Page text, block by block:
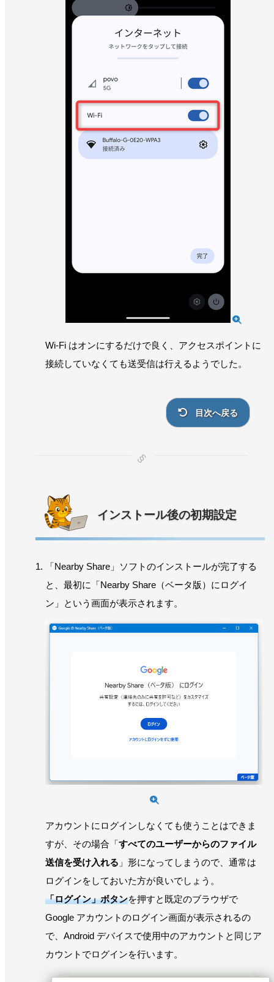
Wi-Fi はオンにするだけで良く、アクセスポイントに
接続していなくても送受信は行えるようでした。
目次へ戻る
インストール後の初期設定
「Nearby Share」ソフトのインストールが完了する
と、最初に「Nearby Share（ベータ版）にログイ
ン」という画面が表示されます。
アカウントにログインしなくても使うことはできま
すが、その場合「すべてのユーザーからのファイル
送信を受け入れる 」形になってしまうので、通常は
ログインをしておいた方が良いでしょう。
「ログイン」ボタンを押すと既定のブラウザで
Google アカウントのログイン画面が表示されるの
で、Android デバイスで使用中のアカウントと同じア
カウントでログインを行います。